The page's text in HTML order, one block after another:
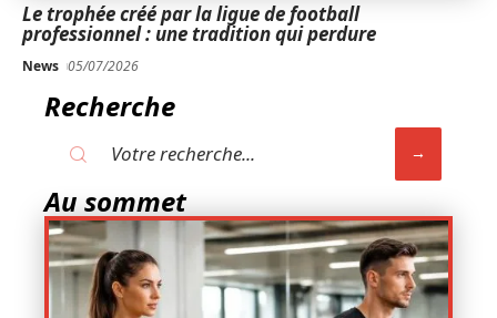
Le trophée créé par la ligue de football
professionnel : une tradition qui perdure
News 05/07/2026
Recherche
Au sommet